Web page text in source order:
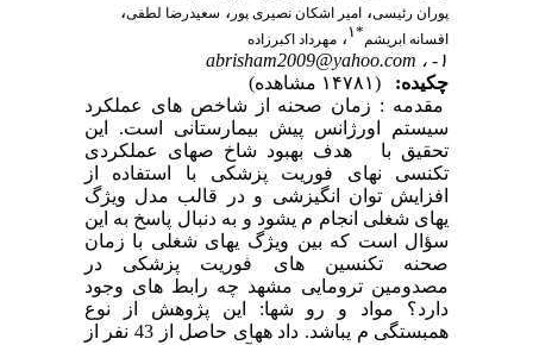
پوران رئیسی، امیر اشکان نصیری پور ، سعیدرضا لطفی،
افسانه ابریشم*۱ ، مهرداد اکبرزاده
۱- ،
abrisham2009@yahoo.com
چکیده:
(۱۴۷۸۱ مشاهده)
مقدمه : زمان صحنه از شاخص های عملکرد
سیستم اورژانس پیش بیمارستانی است. این
تحقیق با هدف بهبود شاخ صهای عملکردی
تکنسی نهای فوریت پزشکی با استفاده از
افزایش توان انگیزشی و در قالب مدل ویژگ
یهای شغلی انجام م یشود و به دنبال پاسخ به این
سؤال است که بین ویژگ یهای شغلی با زمان
صحنه تکنسین های فوریت پزشکی در
مصدومین ترومایی مشهد چه رابط های وجود
دارد؟ مواد و رو شها: این پژوهش از نوع
همبستگی م یباشد. داد ههای حاصل از 43 نفر از